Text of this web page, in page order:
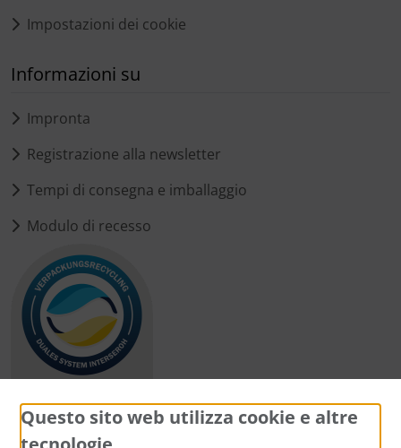
Impostazioni dei cookie
Informazioni su
Impronta
Registrazione alla newsletter
Tempi di consegna e imballaggio
Modulo di recesso
Questo sito web utilizza cookie e altre